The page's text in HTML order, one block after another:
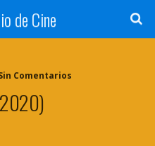
de Cine
Comentarios